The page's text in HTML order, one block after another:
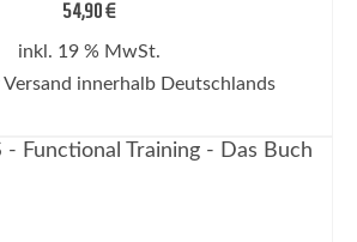
54,90€
inkl. 19 % MwSt.
Versand innerhalb Deutschlands